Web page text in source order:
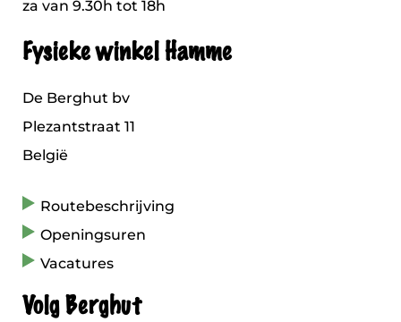
za van 9.30h tot 18h
Fysieke winkel Hamme
De Berghut bv
Plezantstraat 11
België
Routebeschrijving
Openingsuren
Vacatures
Volg Berghut